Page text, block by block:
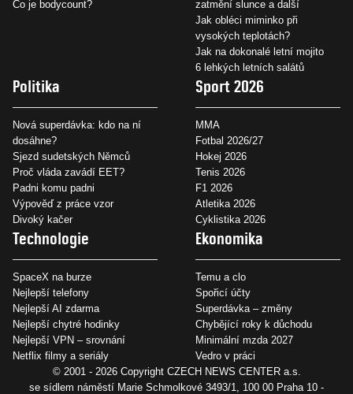
Co je bodycount?
zatmění slunce a další
Jak obléci miminko při
vysokých teplotách?
Jak na dokonalé letní mojito
6 lehkých letních salátů
Politika
Nová superdávka: kdo na ní
dosáhne?
Sjezd sudetských Němců
Proč vláda zavádí EET?
Padni komu padni
Výpověď z práce vzor
Divoký kačer
Sport 2026
MMA
Fotbal 2026/27
Hokej 2026
Tenis 2026
F1 2026
Atletika 2026
Cyklistika 2026
Technologie
SpaceX na burze
Nejlepší telefony
Nejlepší AI zdarma
Nejlepší chytré hodinky
Nejlepší VPN – srovnání
Netflix filmy a seriály
Ekonomika
Temu a clo
Spořicí účty
Superdávka – změny
Chybějící roky k důchodu
Minimální mzda 2027
Vedro v práci
© 2001 - 2026 Copyright CZECH NEWS CENTER a.s.
se sídlem náměstí Marie Schmolkové 3493/1, 100 00 Praha 10 -